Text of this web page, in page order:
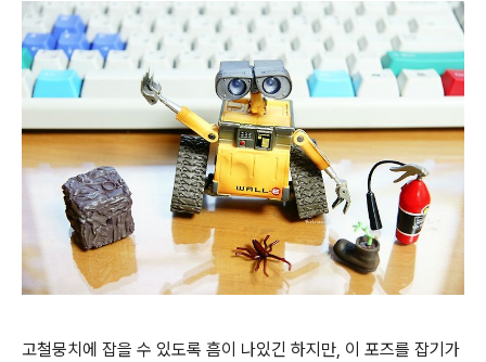
고철뭉치에 잡을 수 있도록 흠이 나있긴 하지만, 이 포즈를 잡기가